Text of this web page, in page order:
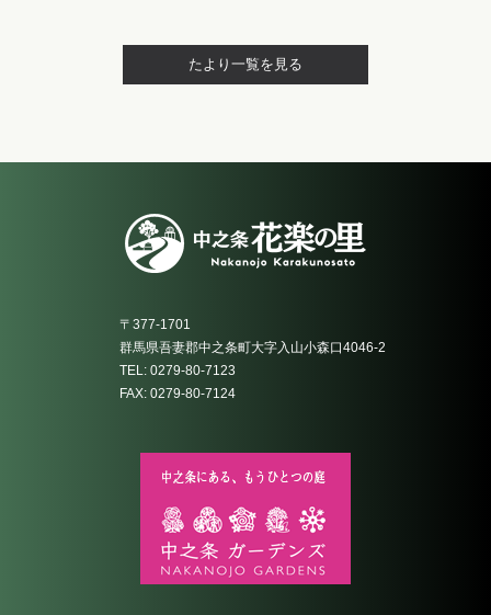
たより一覧を見る
〒377-1701
群馬県吾妻郡中之条町大字入山小森口4046-2
TEL: 0279-80-7123
FAX: 0279-80-7124